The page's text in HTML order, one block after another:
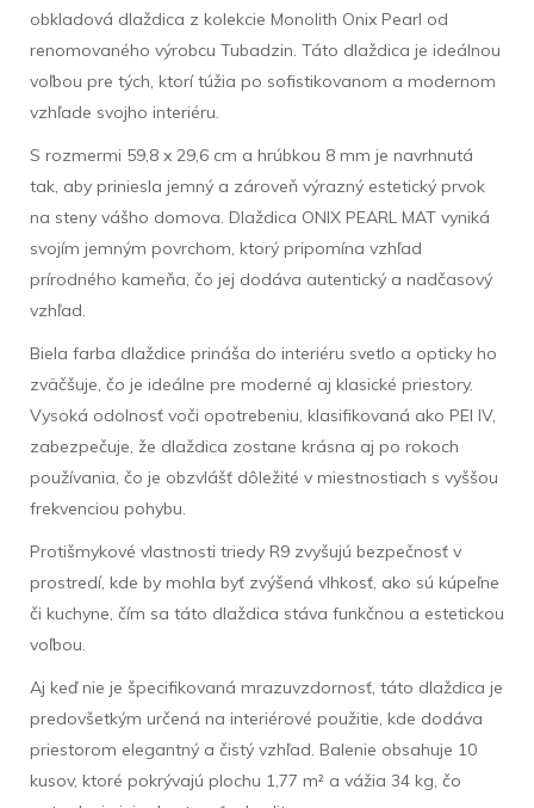
obkladová dlaždica z kolekcie Monolith Onix Pearl od
renomovaného výrobcu Tubadzin. Táto dlaždica je ideálnou
voľbou pre tých, ktorí túžia po sofistikovanom a modernom
vzhľade svojho interiéru.
S rozmermi 59,8 x 29,6 cm a hrúbkou 8 mm je navrhnutá
tak, aby priniesla jemný a zároveň výrazný estetický prvok
na steny vášho domova. Dlaždica ONIX PEARL MAT vyniká
svojím jemným povrchom, ktorý pripomína vzhľad
prírodného kameňa, čo jej dodáva autentický a nadčasový
vzhľad.
Biela farba dlaždice prináša do interiéru svetlo a opticky ho
zväčšuje, čo je ideálne pre moderné aj klasické priestory.
Vysoká odolnosť voči opotrebeniu, klasifikovaná ako PEI IV,
zabezpečuje, že dlaždica zostane krásna aj po rokoch
používania, čo je obzvlášť dôležité v miestnostiach s vyššou
frekvenciou pohybu.
Protišmykové vlastnosti triedy R9 zvyšujú bezpečnosť v
prostredí, kde by mohla byť zvýšená vlhkosť, ako sú kúpeľne
či kuchyne, čím sa táto dlaždica stáva funkčnou a estetickou
voľbou.
Aj keď nie je špecifikovaná mrazuvzdornosť, táto dlaždica je
predovšetkým určená na interiérové použitie, kde dodáva
priestorom elegantný a čistý vzhľad. Balenie obsahuje 10
kusov, ktoré pokrývajú plochu 1,77 m² a vážia 34 kg, čo